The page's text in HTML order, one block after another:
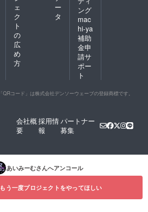
ェ
ク
ト
の
広
め
方
ー
タ
ング
mac
hi-ya
補助
金申
請サ
ポー
ト
「QRコード」は株式会社デンソーウェーブの登録商標です。
会社概
要
採用情
報
パートナー
募集
あいみーむさんへアンコール
もう一度プロジェクトをやってほしい